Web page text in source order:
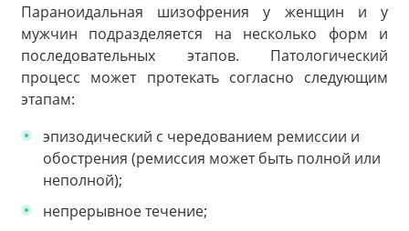
Параноидальная шизофрения у женщин и у
мужчин подразделяется на несколько форм и
последовательных этапов. Патологический
процесс может протекать согласно следующим
этапам:
эпизодический с чередованием ремиссии и
обострения (ремиссия может быть полной или
неполной);
непрерывное течение;